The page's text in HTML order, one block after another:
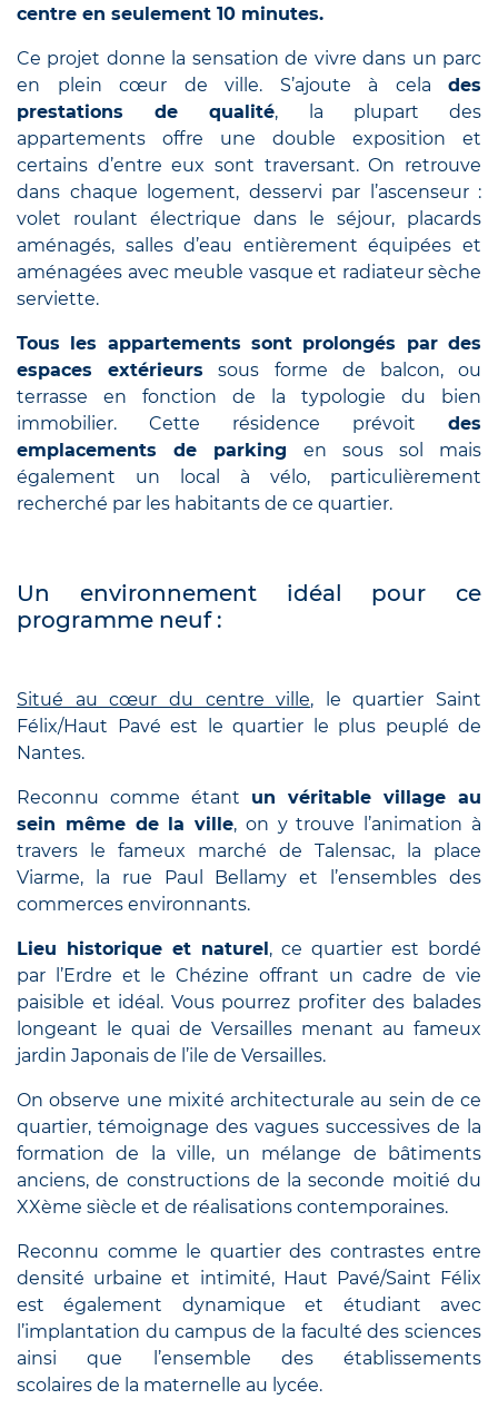
centre en seulement 10 minutes.
Ce projet donne la sensation de vivre dans un parc
en plein cœur de ville. S’ajoute à cela des
prestations de qualité, la plupart des
appartements offre une double exposition et
certains d’entre eux sont traversant. On retrouve
dans chaque logement, desservi par l’ascenseur :
volet roulant électrique dans le séjour, placards
aménagés, salles d’eau entièrement équipées et
aménagées avec meuble vasque et radiateur sèche
serviette.
Tous les appartements sont prolongés par des
espaces extérieurs sous forme de balcon, ou
terrasse en fonction de la typologie du bien
immobilier. Cette résidence prévoit des
emplacements de parking en sous sol mais
également un local à vélo, particulièrement
recherché par les habitants de ce quartier.
Un environnement idéal pour ce
programme neuf :
Situé au cœur du centre ville, le quartier Saint
Félix/Haut Pavé est le quartier le plus peuplé de
Nantes.
Reconnu comme étant un véritable village au
sein même de la ville, on y trouve l’animation à
travers le fameux marché de Talensac, la place
Viarme, la rue Paul Bellamy et l’ensembles des
commerces environnants.
Lieu historique et naturel, ce quartier est bordé
par l’Erdre et le Chézine offrant un cadre de vie
paisible et idéal. Vous pourrez profiter des balades
longeant le quai de Versailles menant au fameux
jardin Japonais de l’ile de Versailles.
On observe une mixité architecturale au sein de ce
quartier, témoignage des vagues successives de la
formation de la ville, un mélange de bâtiments
anciens, de constructions de la seconde moitié du
XXème siècle et de réalisations contemporaines.
Reconnu comme le quartier des contrastes entre
densité urbaine et intimité, Haut Pavé/Saint Félix
est également dynamique et étudiant avec
l’implantation du campus de la faculté des sciences
ainsi que l’ensemble des établissements
scolaires de la maternelle au lycée.